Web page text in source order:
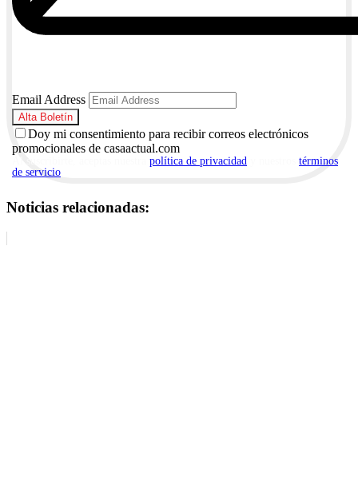
Email Address
Doy mi consentimiento para recibir correos electrónicos
promocionales de casaactual.com
política de privacidad
términos
de servicio
Noticias relacionadas: